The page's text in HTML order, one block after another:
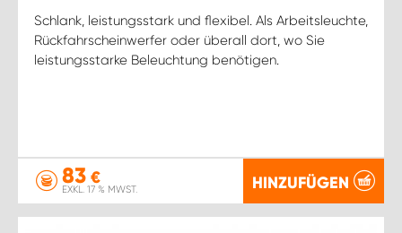
Schlank, leistungsstark und flexibel. Als Arbeitsleuchte,
Rückfahrscheinwerfer oder überall dort, wo Sie
leistungsstarke Beleuchtung benötigen.
83 €
EXKL. 17 % MWST. HINZUFÜGEN